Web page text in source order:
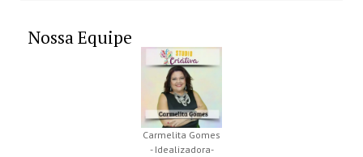
Nossa Equipe
Carmelita Gomes
- Idealizadora-